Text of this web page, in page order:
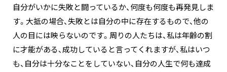
自分がいかに失敗と闘っているか、何度も何度も再発見しま
す。大抵の場合、失敗とは自分の中に存在するもので、他の
人の目には映らないのです。周りの人たちは、私は年齢の割
に才能がある、成功していると言ってくれますが、私はいつ
も、自分は十分なことをしていない、自分の人生で何も達成